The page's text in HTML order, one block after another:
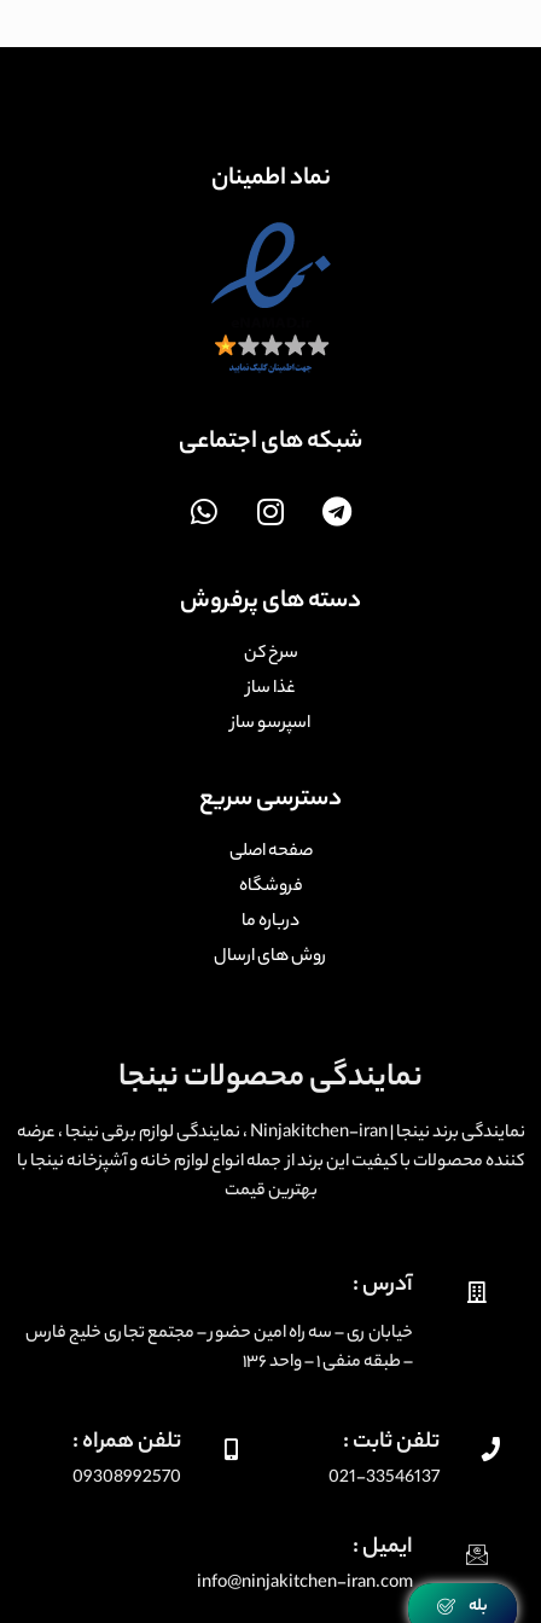
دسترسی سریع
صفحه اصلی
فروشگاه
درباره ما
روش های ارسال
دسته های پرفروش
سرخ کن
غذا ساز
اسپرسو ساز
شبکه های اجتماعی
نماد اطمینان
نمایندگی محصولات نینجا
نمایندگی برند نینجا | Ninjakitchen-iran ، نمایندگی لوازم برقی نینجا ، عرضه
کننده محصولات با کیفیت این برند از جمله انواع لوازم خانه و آشپزخانه نینجا با
بهترین قیمت
آدرس :
خیابان ری – سه راه امین حضور – مجتمع تجاری خلیج فارس
– طبقه منفی ۱ – واحد ۱۳۶
تلفن ثابت :
021-33546137
تلفن همراه :
09308992570
ایمیل :
info@ninjakitchen-iran.com
بله